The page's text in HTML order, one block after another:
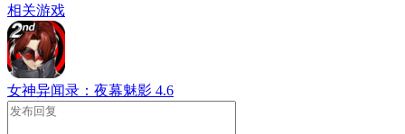
相关游戏
女神异闻录：夜幕魅影 4.6